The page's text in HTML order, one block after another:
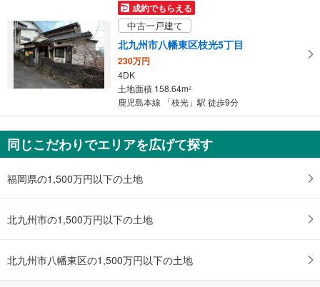
マ
イ
ペ
ー
ジ
保
存
す
る
成約でもらえる
中古一戸建て
北九州市八幡東区枝光5丁目
230万円
4DK
土地面積 158.64m2
鹿児島本線 「枝光」駅 徒歩9分
同じこだわりでエリアを広げて探す
福岡県の1,500万円以下の土地
北九州市の1,500万円以下の土地
北九州市八幡東区の1,500万円以下の土地